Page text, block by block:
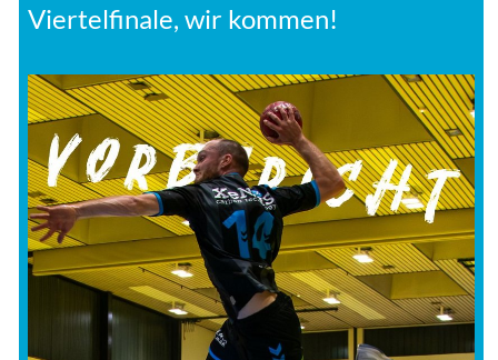
Viertelfinale, wir kommen!